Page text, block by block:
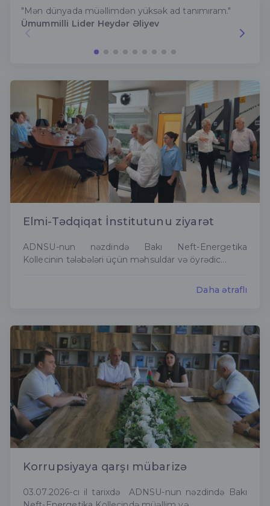
"Mən dünyada müəllimdən yüksək ad tanımıram."
Ümummilli Lider Heydər Əliyev
Elmi-Tədqiqat İnstitutunu ziyarət
ADNSU-nun nəzdində Bakı Neft-Energetika
Kollecinin tələbələri üçün məhsuldar və öyrədic...
Daha ətraflı
Korrupsiyaya qarşı mübarizə
03.07.2026-cı il tarixdə ADNSU-nun nəzdində Bakı